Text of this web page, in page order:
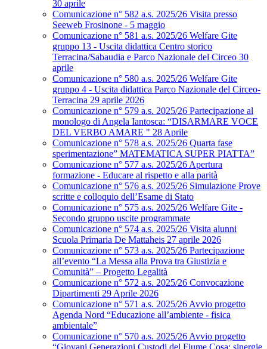
30 aprile
Comunicazione n° 582 a.s. 2025/26 Visita presso
Seeweb Frosinone - 5 maggio
Comunicazione n° 581 a.s. 2025/26 Welfare Gite
gruppo 13 - Uscita didattica Centro storico
Terracina/Sabaudia e Parco Nazionale del Circeo 30
aprile
Comunicazione n° 580 a.s. 2025/26 Welfare Gite
gruppo 4 - Uscita didattica Parco Nazionale del Circeo-
Terracina 29 aprile 2026
Comunicazione n° 579 a.s. 2025/26 Partecipazione al
monologo di Angela Iantosca: “DISARMARE VOCE
DEL VERBO AMARE " 28 Aprile
Comunicazione n° 578 a.s. 2025/26 Quarta fase
sperimentazione” MATEMATICA SUPER PIATTA”
Comunicazione n° 577 a.s. 2025/26 Apertura
formazione - Educare al rispetto e alla parità
Comunicazione n° 576 a.s. 2025/26 Simulazione Prove
scritte e colloquio dell’Esame di Stato
Comunicazione n° 575 a.s. 2025/26 Welfare Gite -
Secondo gruppo uscite programmate
Comunicazione n° 574 a.s. 2025/26 Visita alunni
Scuola Primaria De Mattaheis 27 aprile 2026
Comunicazione n° 573 a.s. 2025/26 Partecipazione
all’evento “La Messa alla Prova tra Giustizia e
Comunità” – Progetto Legalità
Comunicazione n° 572 a.s. 2025/26 Convocazione
Dipartimenti 29 Aprile 2026
Comunicazione n° 571 a.s. 2025/26 Avvio progetto
Agenda Nord “Educazione all’ambiente - fisica
ambientale”
Comunicazione n° 570 a.s. 2025/26 Avvio progetto